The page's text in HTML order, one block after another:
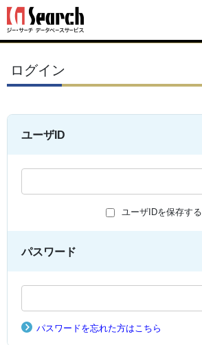
ログイン
ユーザID
ユーザIDを保存する
パスワード
パスワードを忘れた方はこちら